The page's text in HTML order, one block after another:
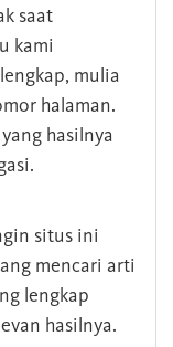
saat
kami
mulia
halaman.
hasilnya
situs ini
mencari arti
lengkap
hasilnya.